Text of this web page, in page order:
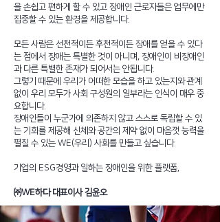
을 손쉽고 편하게 할 수 있고 장애인 근로자들은 업무에만
집중할 수 있는 환경을 제공합니다.
모든 사람은 선천적이든 후천적이든 장애를 얻을 수 있다
는 점에서 장애는 특별한 것이 아니며, 장애인이 비장애인
과 다른 특별한 존재가 되어서는 안됩니다.
그렇기 때문에 우리가 어떠한 모습을 하고 있는지와 관계
없이 우리 모두가 사회 구성원의 일부라는 인식이 매우 중
요합니다.
장애인들이 누군가에 의존하지 않고 스스로 독립할 수 있
는 기회를 제공해 신체와 공간의 제약 없이 마음껏 능력을
펼칠 수 있는 WE(우리) 사회를 만들고 싶습니다.
기업의 ESG경영과 일하는 장애인을 위한 플랫폼,
㈜WE하다 대표이사 김윤오